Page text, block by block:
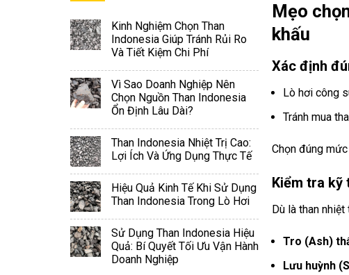
Kinh Nghiệm Chọn Than
Indonesia Giúp Tránh Rủi Ro
Và Tiết Kiệm Chi Phí
Vì Sao Doanh Nghiệp Nên
Chọn Nguồn Than Indonesia
Ổn Định Lâu Dài?
Than Indonesia Nhiệt Trị Cao:
Lợi Ích Và Ứng Dụng Thực Tế
Hiệu Quả Kinh Tế Khi Sử Dụng
Than Indonesia Trong Lò Hơi
Sử Dụng Than Indonesia Hiệu
Quả: Bí Quyết Tối Ưu Vận Hành
Doanh Nghiệp
Mẹo
khấu
Xác định
Lò hơi công
Tránh mua
Chọn đúng
Kiểm tra kỹ
Dù là than
Tro (Ash)
Lưu huỳnh